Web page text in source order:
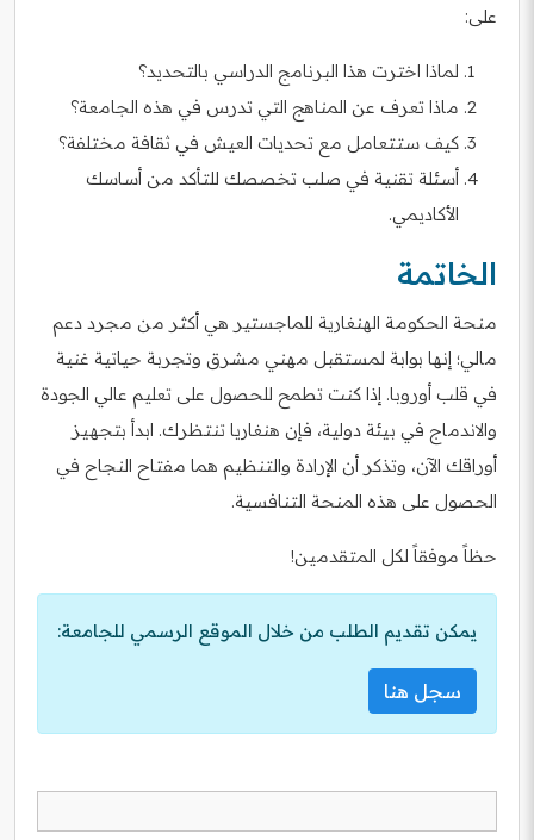
على:
لماذا اخترت هذا البرنامج الدراسي بالتحديد؟
ماذا تعرف عن المناهج التي تدرس في هذه الجامعة؟
كيف ستتعامل مع تحديات العيش في ثقافة مختلفة؟
أسئلة تقنية في صلب تخصصك للتأكد من أساسك
الأكاديمي.
الخاتمة
منحة الحكومة الهنغارية للماجستير هي أكثر من مجرد دعم
مالي؛ إنها بوابة لمستقبل مهني مشرق وتجربة حياتية غنية
في قلب أوروبا. إذا كنت تطمح للحصول على تعليم عالي الجودة
والاندماج في بيئة دولية، فإن هنغاريا تنتظرك. ابدأ بتجهيز
أوراقك الآن، وتذكر أن الإرادة والتنظيم هما مفتاح النجاح في
الحصول على هذه المنحة التنافسية.
حظاً موفقاً لكل المتقدمين!
يمكن تقديم الطلب من خلال الموقع الرسمي للجامعة:
سجل هنا